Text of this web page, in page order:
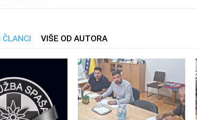
VIŠE OD AUTORA